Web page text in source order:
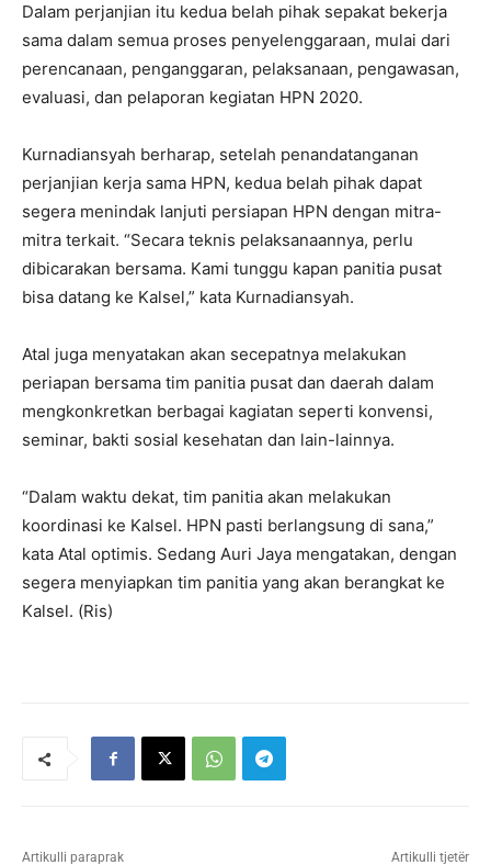
Dalam perjanjian itu kedua belah pihak sepakat bekerja
sama dalam semua proses penyelenggaraan, mulai dari
perencanaan, penganggaran, pelaksanaan, pengawasan,
evaluasi, dan pelaporan kegiatan HPN 2020.
Kurnadiansyah berharap, setelah penandatanganan
perjanjian kerja sama HPN, kedua belah pihak dapat
segera menindak lanjuti persiapan HPN dengan mitra-
mitra terkait. “Secara teknis pelaksanaannya, perlu
dibicarakan bersama. Kami tunggu kapan panitia pusat
bisa datang ke Kalsel,” kata Kurnadiansyah.
Atal juga menyatakan akan secepatnya melakukan
periapan bersama tim panitia pusat dan daerah dalam
mengkonkretkan berbagai kagiatan seperti konvensi,
seminar, bakti sosial kesehatan dan lain-lainnya.
“Dalam waktu dekat, tim panitia akan melakukan
koordinasi ke Kalsel. HPN pasti berlangsung di sana,”
kata Atal optimis. Sedang Auri Jaya mengatakan, dengan
segera menyiapkan tim panitia yang akan berangkat ke
Kalsel. (Ris)
Artikulli paraprak Artikulli tjetër